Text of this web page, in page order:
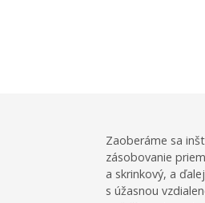
Zaoberáme sa
zásobovanie
a skrinkový, a
s úžasnou